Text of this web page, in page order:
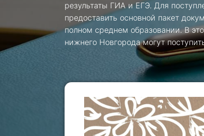
результаты ГИА и ЕГЭ. Для
предоставить основной пакет
полном среднем образовании. В
нижнего Новгорода могут